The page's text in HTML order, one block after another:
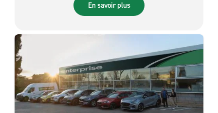
En savoir plus